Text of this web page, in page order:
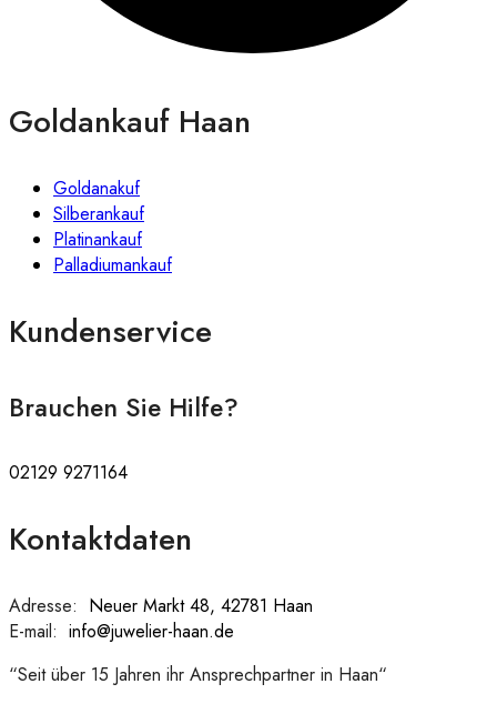
Goldankauf Haan
Goldanakuf
Silberankauf
Platinankauf
Palladiumankauf
Kundenservice
Brauchen Sie Hilfe?
02129 9271164
Kontaktdaten
Adresse: Neuer Markt 48, 42781 Haan
E-mail: info@juwelier-haan.de
“Seit über 15 Jahren ihr Ansprechpartner in Haan“